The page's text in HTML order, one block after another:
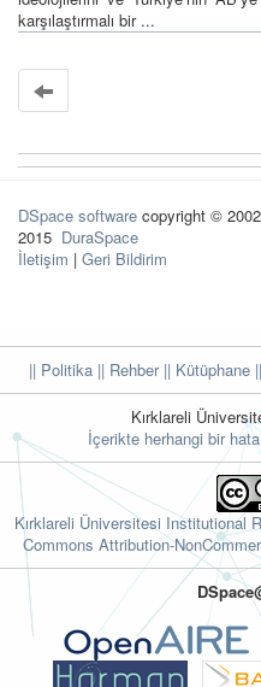
karşılaştırmalı bir ...
DSpace software copyright ©
2015 DuraSpace
İletişim | Geri Bildirim
|| Politika || Rehber|| Kütüphane
Kırklareli
İçerikte herhangi bir
Kırklareli Üniversitesi Institutional
Commons Attribution-